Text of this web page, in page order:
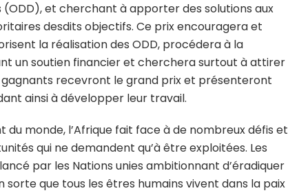
et cherchant à apporter des solutions aux
desdits objectifs. Ce prix encouragera et
la réalisation des ODD, procédera à la
un soutien financier et cherchera surtout à attirer
gagnants recevront le grand prix et présenteront
ainsi à développer leur travail.
monde, l’Afrique fait face à de nombreux défis et
qui ne demandent qu’à être exploitées. Les
par les Nations unies ambitionnant d’éradiquer
que tous les êtres humains vivent dans la paix